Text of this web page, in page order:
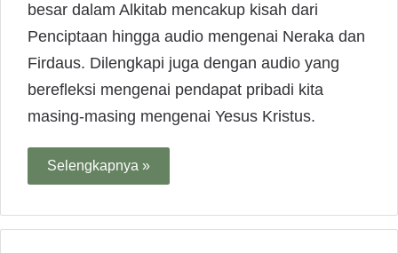
besar dalam Alkitab mencakup kisah dari
Penciptaan hingga audio mengenai Neraka dan
Firdaus. Dilengkapi juga dengan audio yang
berefleksi mengenai pendapat pribadi kita
masing-masing mengenai Yesus Kristus.
Selengkapnya »